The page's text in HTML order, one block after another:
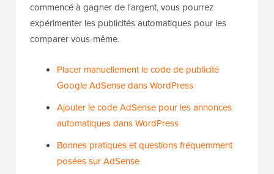
commencé à gagner de l'argent, vous pourrez
expérimenter les publicités automatiques pour les
comparer vous-même.
Placer manuellement le code de publicité
Google AdSense dans WordPress
Ajouter le code AdSense pour les annonces
automatiques dans WordPress
Bonnes pratiques et questions fréquemment
posées sur AdSense